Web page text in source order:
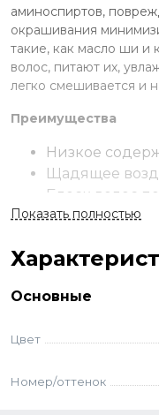
аминоспиртов,
окрашивания
такие, как масло ши и
волос, питают их,
легко смешивается и
Преимущества
Низкое
Щадящее
Блеск волос
Формула
100%
Применение
Смешайте выбранный
Нанесите на волосы.
смесь на волосах.
Меры
Показать полностью
Основные
Цвет
Номер/оттенок